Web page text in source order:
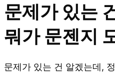
문제가 있는
뭐가 문젠지
문제가 있는 건 알겠는데,